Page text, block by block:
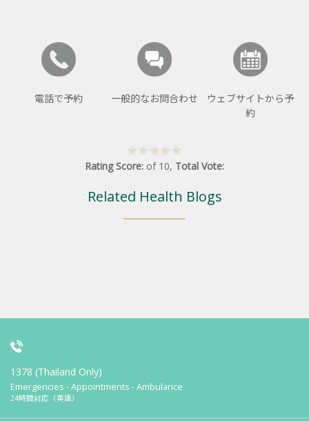
電話で予約 一般的なお問合わせ
ウェブサイトから予
約
Rating Score: of 10, Total Vote:
Related Health Blogs
1378 (Thailand Only)
Emergencies - Appointments - Ambulance
24時間対応（英語）